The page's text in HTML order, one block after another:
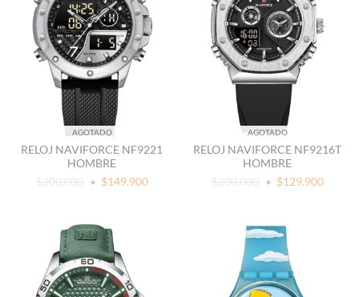
AGOTADO
RELOJ NAVIFORCE NF9221
HOMBRE
$200.000
$149.900
AGOTADO
RELOJ NAVIFORCE NF9216T
HOMBRE
$200.000
$129.900